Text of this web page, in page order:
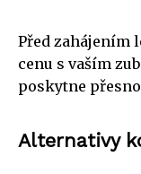
Před zahájením
cenu s vaším
poskytne
Alternativy